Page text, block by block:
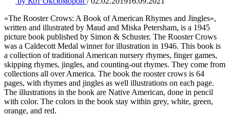
«The Rooster Crows: A Book of American Rhymes and Jingles»,
written and illustrated by Maud and Miska Petersham, is a 1945
picture book published by Simon & Schuster. The Rooster Crows
was a Caldecott Medal winner for illustration in 1946. This book is
a collection of traditional American nursery rhymes, finger games,
skipping rhymes, jingles, and counting-out rhymes. They come from
collections all over America. The book the rooster crows is 64
pages, with rhymes and jingles as well illustrations on each page.
The illustrations in the book are Native American, done in pencil
with color. The colors in the book stay within grey, white, green,
orange, and red.